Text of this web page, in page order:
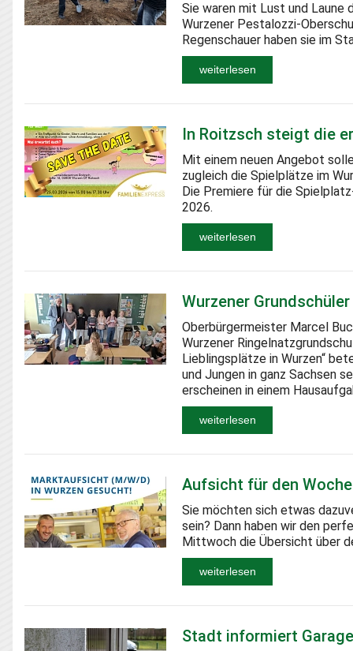
Sie waren mit Lust und Laune
Wurzener Pestalozzi-
Regenschauer haben sie im
weiterlesen
In Roitzsch steigt die
Mit einem neuen Angebot
zugleich die Spielplätze im
Die Premiere für die
2026.
weiterlesen
Wurzener
Oberbürgermeister Marcel
Wurzener
Lieblingsplätze in Wurzen“
und Jungen in ganz Sachsen
erscheinen in einem
weiterlesen
Aufsicht für den
Sie möchten sich etwas
sein? Dann haben wir den
Mittwoch die Übersicht über
weiterlesen
Stadt informiert